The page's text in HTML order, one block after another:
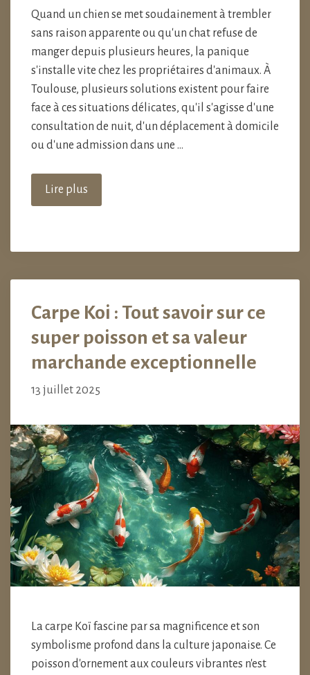
Quand un chien se met soudainement à trembler
sans raison apparente ou qu'un chat refuse de
manger depuis plusieurs heures, la panique
s'installe vite chez les propriétaires d'animaux. À
Toulouse, plusieurs solutions existent pour faire
face à ces situations délicates, qu'il s'agisse d'une
consultation de nuit, d'un déplacement à domicile
ou d'une admission dans une …
Lire plus
Carpe Koi : Tout savoir sur ce
super poisson et sa valeur
marchande exceptionnelle
13 juillet 2025
La carpe Koï fascine par sa magnificence et son
symbolisme profond dans la culture japonaise. Ce
poisson d'ornement aux couleurs vibrantes n'est